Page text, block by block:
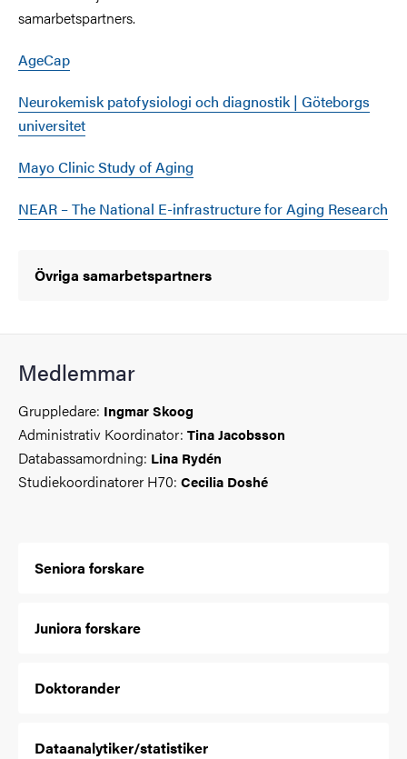
samarbetspartners.
AgeCap
Neurokemisk patofysiologi och diagnostik | Göteborgs
universitet
Mayo Clinic Study of Aging
NEAR – The National E-infrastructure for Aging Research
Övriga samarbetspartners
Medlemmar
Gruppledare: Ingmar Skoog
Administrativ Koordinator: Tina Jacobsson
Databassamordning: Lina Rydén
Studiekoordinatorer H70: Cecilia Doshé
Seniora forskare
Juniora forskare
Doktorander
Dataanalytiker/statistiker